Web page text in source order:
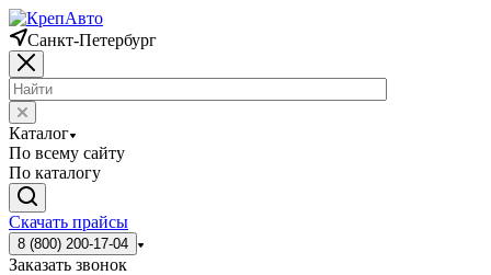
Санкт-Петербург
Каталог
По всему сайту
По каталогу
Скачать прайсы
8 (800) 200-17-04
Заказать звонок